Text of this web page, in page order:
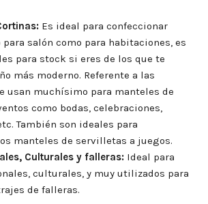
Es ideal para confeccionar
salón como para habitaciones, es
para stock si eres de los que te
más moderno. Referente a las
usan muchísimo para manteles de
como bodas, celebraciones,
También son ideales para
manteles de servilletas a juegos.
Culturales y falleras: Ideal para
culturales, y muy utilizados para
de falleras.